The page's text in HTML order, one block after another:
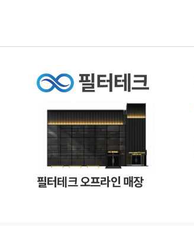
필터테크 오프라인 매장